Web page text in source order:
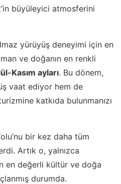
büyüleyici atmosferini
yürüyüş deneyimi için en
ve doğanın en renkli
Kasım ayları. Bu dönem,
vaat ediyor hem de
katkıda bulunmanızı
bir kez daha tüm
Artık o, yalnızca
en değerli kültür ve doğa
durumda.